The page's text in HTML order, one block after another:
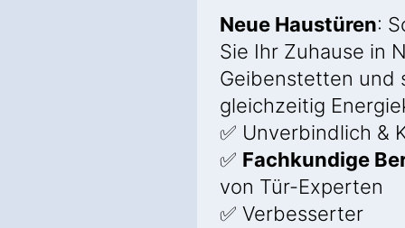
Neue Haustüren:
Sie Ihr Zuhause in
Geibenstetten und
gleichzeitig
✅ Unverbindlich &
✅ Fachkundige
von Tür-Experten
✅ Verbesserter